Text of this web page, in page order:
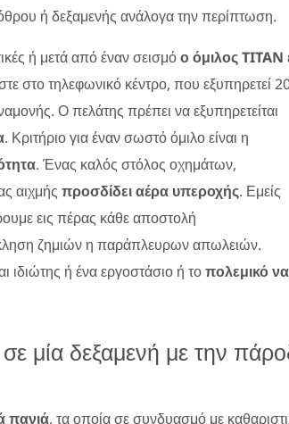
ή δεξαμενής ανάλογα την περίπτωση.
ή μετά από έναν σεισμόο όμιλος TITAN
στο τηλεφωνικό κέντρο, που εξυπηρετεί
Ο πελάτης πρέπει να εξυπηρετείται
. Κριτήριο για έναν σωστό όμιλο είναι η
. Ένας καλός στόλος οχημάτων,
αιχμής προσδίδει αέρα υπεροχής. Εμείς
εις πέρας κάθε αποστολή
ζημιών η παράπλευρων απωλειών.
ιδιώτης ή ένα εργοστάσιο ή τοπολεμικό
μία δεξαμενή με την
πανιά, τα οποία σε συνδυασμό με